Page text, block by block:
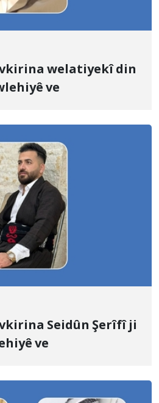
welatiyekî din
ve
Seidûn Şerîfî ji
ve